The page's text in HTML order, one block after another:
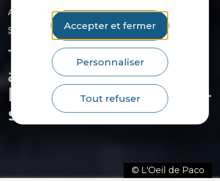
Accepter et fermer
Personnaliser
Tout refuser
© L'Oeil de Paco
Accueil Tu découvres | Les gens d’ici
Thomas Rivalan, l’amoureux de Guémené-sur-
Scorff
Thomas Rivalan,
ambassadeur de
l’andouille de Guémené-
sur-Scorff